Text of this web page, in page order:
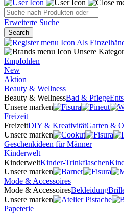
Erweiterte Suche
Search
Als
Unsere
Empfohlen
New
Aktion
Beauty & Wellness
Beauty & WellnessBad & Pflege
Unsere marken
Freizeit
FreizeitDIY & KreativitätGarten &
Unsere marken
Geschenkideen für Männer
Kinderwelt
KinderweltKinder-Trinkflaschen
Unsere marken
Mode & Accessoires
Mode & AccessoiresBekleidung
Unsere marken
Papeterie